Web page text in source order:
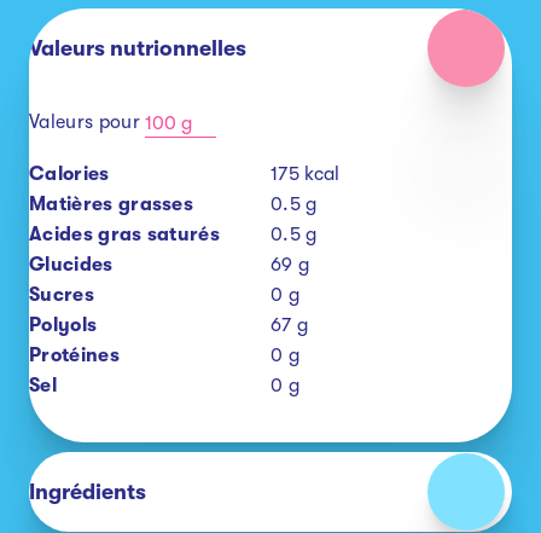
Valeurs nutrionnelles
Valeurs pour 100 g
Calories 175 kcal
Matières grasses
0.5 g
Acides gras saturés
0.5 g
Glucides
69 g
Sucres
0 g
Polyols
67 g
Protéines
0 g
Sel
0 g
Ingrédients